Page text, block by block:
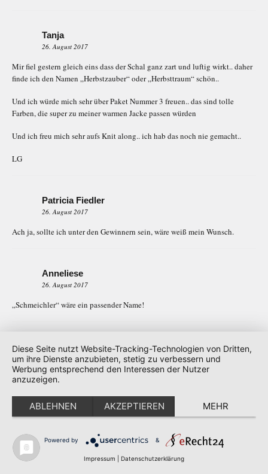
Tanja
26. August 2017
Mir fiel gestern gleich eins dass der Schal ganz zart und luftig wirkt.. daher
finde ich den Namen „Herbstzauber“ oder „Herbsttraum“ schön..
Und ich würde mich sehr über Paket Nummer 3 freuen.. das sind tolle
Farben, die super zu meiner warmen Jacke passen würden
Und ich freu mich sehr aufs Knit along.. ich hab das noch nie gemacht..
LG
Patricia Fiedler
26. August 2017
Ach ja, sollte ich unter den Gewinnern sein, wäre weiß mein Wunsch.
Anneliese
26. August 2017
„Schmeichler“ wäre ein passender Name!
Anneliese
26. August 2017
Würde mich über den Gewinn von Paket Nr. 1 freuen!
Susanne Ebersohn
striped Cityflash: Ich stelle mir den Schal in der Stadt vor, über einer
passenden Jacke getragen, super chick und warm
Diese Seite nutzt Website-Tracking-Technologien von Dritten,
um ihre Dienste anzubieten, stetig zu verbessern und
Werbung entsprechend den Interessen der Nutzer
anzuzeigen.
ABLEHNEN AKZEPTIEREN MEHR
Powered by &
Impressum Datenschutzerklärung